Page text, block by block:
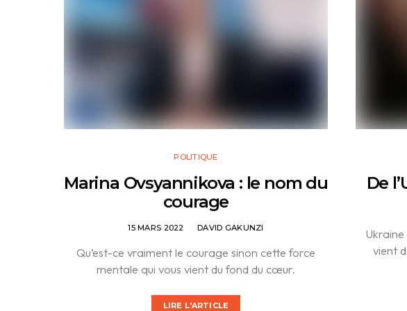
POLITIQUE
Marina Ovsyannikova : le nom du
courage
15 MARS 2022 DAVID GAKUNZI
Qu’est-ce vraiment le courage sinon cette force
mentale qui vous vient du fond du cœur.
LIRE L'ARTICLE
De
vient